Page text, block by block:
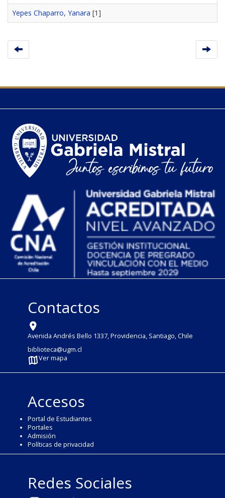
Yepes Chaparro, Yanara [1]
Contactos
Avenida Andrés Bello 1337, Providencia, Santiago, Chile
biblioteca@ugm.cl
Ver mapa
Accesos
Portal de Estudiantes
Portales
Admisión
Políticas de privacidad
Redes Sociales